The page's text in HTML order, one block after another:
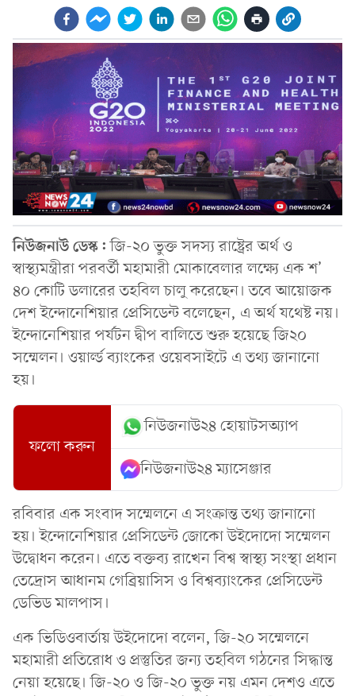
নিউজনাউ ডেস্ক:জি-২০ ভুক্ত সদস্য রাষ্ট্রের অর্থ ও
স্বাস্থ্যমন্ত্রীরা পরবর্তী মহামারী মোকাবেলার লক্ষ্যে এক শ’
৪০ কোটি ডলারের তহবিল চালু করেছেন। তবে আয়োজক
দেশ ইন্দোনেশিয়ার প্রেসিডেন্ট বলেছেন, এ অর্থ যথেষ্ট নয়।
ইন্দোনেশিয়ার পর্যটন দ্বীপ বালিতে শুরু হয়েছে জি২০
সম্মেলন। ওয়ার্ল্ড ব্যাংকের ওয়েবসাইটে এ তথ্য জানানো
হয়।
ফলো করুন
নিউজনাউ২৪ হোয়াটসঅ্যাপ
নিউজনাউ২৪ ম্যাসেঞ্জার
রবিবার এক সংবাদ সম্মেলনে এ সংক্রান্ত তথ্য জানানো
হয়। ইন্দোনেশিয়ার প্রেসিডেন্ট জোকো উইদোদো সম্মেলন
উদ্বোধন করেন। এতে বক্তব্য রাখেন বিশ্ব স্বাস্থ্য সংস্থা প্রধান
তেদ্রোস আধানম গেব্রিয়াসিস ও বিশ্বব্যাংকের প্রেসিডেন্ট
ডেভিড মালপাস।
এক ভিডিওবার্তায় উইদোদো বলেন, জি-২০ সম্মেলনে
মহামারী প্রতিরোধ ও প্রস্তুতির জন্য তহবিল গঠনের সিদ্ধান্ত
নেয়া হয়েছে। জি-২০ ও জি-২০ ভুক্ত নয় এমন দেশও এতে